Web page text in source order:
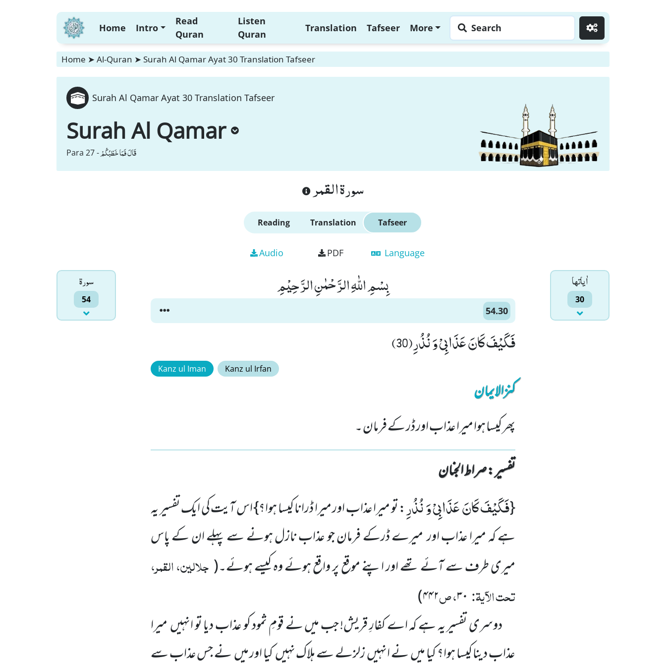
Home Intro
Read
Quran
Listen
Quran
Translation Tafseer More Search
Home ➤ Al-Quran ➤ Surah Al Qamar Ayat 30 Translation Tafseer
Surah Al Qamar Ayat 30 Translation Tafseer
Surah Al Qamar
Para 27 -قَالَ فَمَا خَطْبُكُمْ
سورة القمر
Reading Translation Tafseer
Audio PDF Language
سورۃ
54
اٰياتها
30
بِسْمِ اللّٰهِ الرَّحْمٰنِ الرَّحِیْمِ
54.30
فَكَیْفَ كَانَ عَذَابِیْ وَ نُذُرِ(30)
Kanz ul Iman Kanz ul Irfan
کنزالایمان
پھر کیسا ہوا میرا عذاب اور ڈر کے فرمان ۔
تفسیر : ‎صراط الجنان
{فَكَیْفَ كَانَ عَذَابِیْ وَ نُذُرِ: تو میرا عذاب اور میرا ڈرانا کیسا ہوا؟} اس آیت کی ایک تفسیر یہ
ہے کہ میرا عذاب اور میرے ڈرکے فرمان جو عذاب نازل ہونے سے پہلے ان کے پاس
میری طرف سے آئے تھے اور اپنے موقع پر واقع ہوئے وہ کیسے ہوئے۔( جلالین، القمر،
تحت الآیۃ: ۳۰، ص۴۴۲)
دوسری تفسیر یہ ہے کہ اے کفارِ قریش! جب میں نے قومِ ثمود کو عذاب دیا تو انہیں میرا
عذاب دینا کیسا ہوا؟ کیا میں نے انہیں زلزلے سے ہلاک نہیں کیا اور میں نے جس عذاب سے